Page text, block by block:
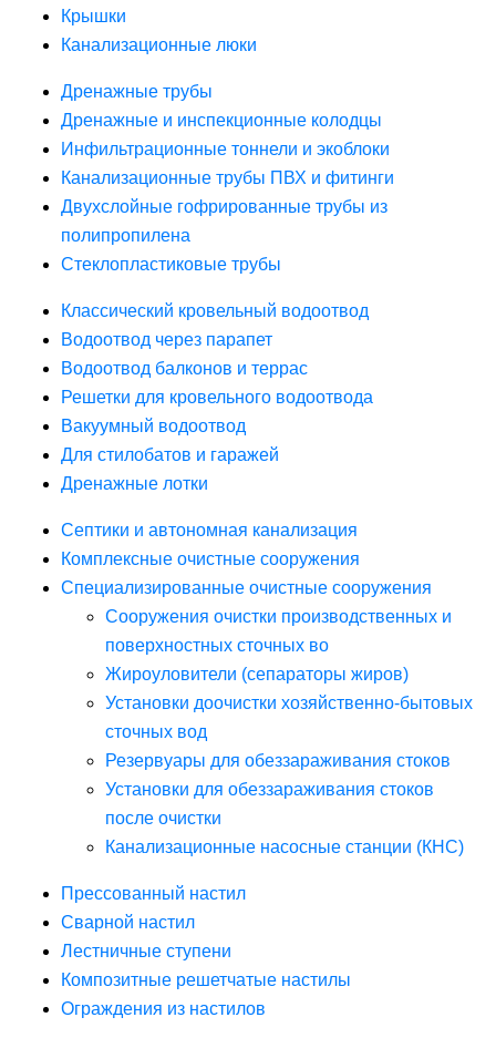
Крышки
Канализационные люки
Дренажные трубы
Дренажные и инспекционные колодцы
Инфильтрационные тоннели и экоблоки
Канализационные трубы ПВХ и фитинги
Двухслойные гофрированные трубы из
полипропилена
Стеклопластиковые трубы
Классический кровельный водоотвод
Водоотвод через парапет
Водоотвод балконов и террас
Решетки для кровельного водоотвода
Вакуумный водоотвод
Для стилобатов и гаражей
Дренажные лотки
Септики и автономная канализация
Комплексные очистные сооружения
Специализированные очистные сооружения
Сооружения очистки производственных и
поверхностных сточных во
Жироуловители (сепараторы жиров)
Установки доочистки хозяйственно-бытовых
сточных вод
Резервуары для обеззараживания стоков
Установки для обеззараживания стоков
после очистки
Канализационные насосные станции (КНС)
Прессованный настил
Сварной настил
Лестничные ступени
Композитные решетчатые настилы
Ограждения из настилов